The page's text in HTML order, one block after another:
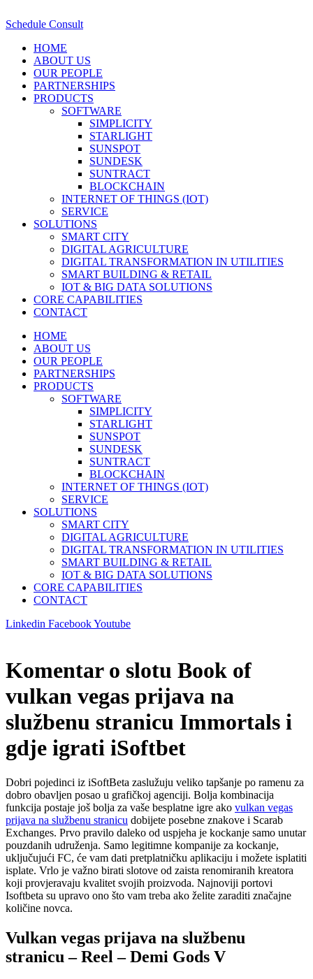
Schedule Consult
HOME
ABOUT US
OUR PEOPLE
PARTNERSHIPS
PRODUCTS
SOFTWARE
SIMPLICITY
STARLIGHT
SUNSPOT
SUNDESK
SUNTRACT
BLOCKCHAIN
INTERNET OF THINGS (IOT)
SERVICE
SOLUTIONS
SMART CITY
DIGITAL AGRICULTURE
DIGITAL TRANSFORMATION IN UTILITIES
SMART BUILDING & RETAIL
IOT & BIG DATA SOLUTIONS
CORE CAPABILITIES
CONTACT
HOME
ABOUT US
OUR PEOPLE
PARTNERSHIPS
PRODUCTS
SOFTWARE
SIMPLICITY
STARLIGHT
SUNSPOT
SUNDESK
SUNTRACT
BLOCKCHAIN
INTERNET OF THINGS (IOT)
SERVICE
SOLUTIONS
SMART CITY
DIGITAL AGRICULTURE
DIGITAL TRANSFORMATION IN UTILITIES
SMART BUILDING & RETAIL
IOT & BIG DATA SOLUTIONS
CORE CAPABILITIES
CONTACT
Linkedin FacebookYoutube
Komentar o slotu Book of
vulkan vegas prijava na
službenu stranicu Immortals i
gdje igrati iSoftbet
Dobri pojedinci iz iSoftBeta zaslužuju veliko tapšanje po ramenu za
dobro obavljen posao u grafičkoj agenciji. Bolja kombinacija
funkcija postaje još bolja za vaše besplatne igre ako vulkan vegas
prijava na službenu stranicu dobijete posebne znakove i Scarab
Exchanges. Prvo pravilo daleko od uspjeha je kockanje samo unutar
pouzdanih udruženja. Samo legitimne kompanije za kockanje,
uključujući FC, će vam dati pretplatničku aplikaciju i možete isplatiti
isplate. Vrlo je važno birati slotove od zaista renomiranih kreatora
koji provjeravaju kvalitet svojih proizvoda. Najnoviji portovi
Isoftbeta su upravo ono što vam treba ako želite zaraditi značajne
količine novca.
Vulkan vegas prijava na službenu
stranicu – Reel – Demi Gods V